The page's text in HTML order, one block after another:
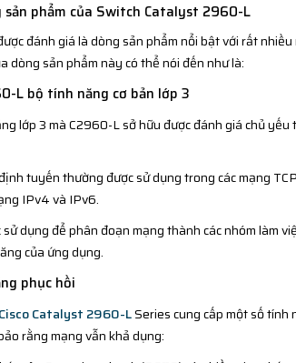
sản phẩm của Switch Catalyst 2960-L
đánh giá là dòng sản phẩm nổi bật với rất
dòng sản phẩm này có thể nói đến như là:
L bộ tính năng cơ bản lớp 3
lớp 3 mà C2960-L sở hữu được đánh giá chủ
tuyến thường được sử dụng trong các mạng
IPv4 và IPv6.
dụng để phân đoạn mạng thành các nhóm làm
của ứng dụng.
phục hồi
Cisco Catalyst 2960-LSeries cung cấp một số
rằng mạng vẫn khả dụng: